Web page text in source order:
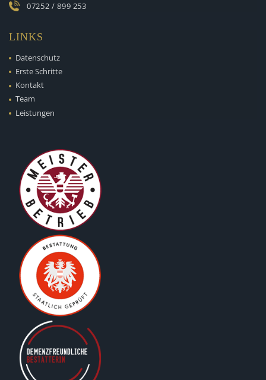
07252 / 899 253
LINKS
Datenschutz
Erste Schritte
Kontakt
Team
Leistungen